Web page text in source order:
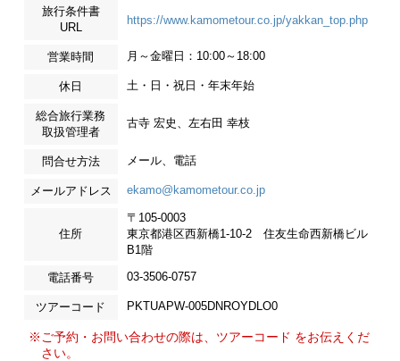
旅行条件書
URL
https://www.kamometour.co.jp/yakkan_top.php
営業時間 月～金曜日：10:00～18:00
休日 土・日・祝日・年末年始
総合旅行業務
取扱管理者
古寺 宏史、左右田 幸枝
問合せ方法 メール、電話
メールアドレス ekamo@kamometour.co.jp
住所
〒105-0003
東京都港区西新橋1-10-2 住友生命西新橋ビル
B1階
電話番号 03-3506-0757
ツアーコード PKTUAPW-005DNROYDLO0
※ご予約・お問い合わせの際は、ツアーコード をお伝えくだ
さい。